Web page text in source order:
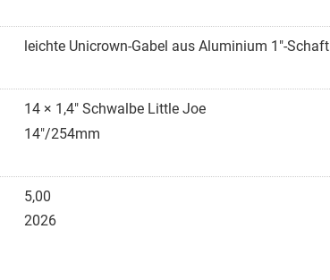
leichte Unicrown-Gabel aus Aluminium 1"-Schaft
14 × 1,4" Schwalbe Little Joe
14"/254mm
5,00
2026